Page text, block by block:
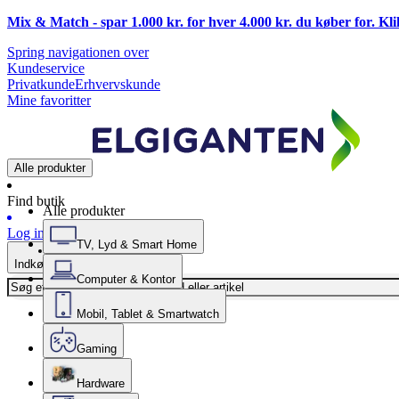
Mix & Match - spar 1.000 kr. for hver 4.000 kr. du køber for.
Spring navigationen over
Kundeservice
PrivatkundeErhvervskunde
Mine favoritter
Alle produkter
Find butik
Log ind
Indkøbskurv
Alle produkter
TV, Lyd & Smart Home
Computer & Kontor
Mobil, Tablet & Smartwatch
Gaming
Hardware